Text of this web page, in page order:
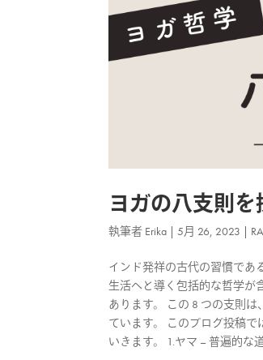
ヨガの八支則
執筆者 Erika |5月 26, 2023 |
インド発祥の古代の習慣であ
生活へと導く包括的な哲学が
あります。 この 8 つの支則
ています。 このブログ投稿
いきます。 1.ヤマ – 普遍的な